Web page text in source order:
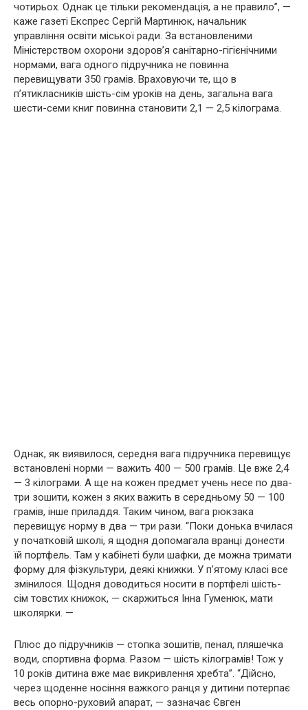
чотирьох. Однак це тільки рекомендація, а не правило”, —
каже газеті Експрес Сергій Мартинюк, начальник
управління освіти міської ради. За встановленими
Міністерством охорони здоров’я санітарно-гігієнічними
нормами, вага одного підручника не повинна
перевищувати 350 грамів. Враховуючи те, що в
п’ятикласників шість-сім уроків на день, загальна вага
шести-семи книг повинна становити 2,1 — 2,5 кілограма.
Однак, як виявилося, середня вага підручника перевищує
встановлені норми — важить 400 — 500 грамів. Це вже 2,4
— 3 кілограми. А ще на кожен предмет учень несе по два-
три зошити, кожен з яких важить в середньому 50 — 100
грамів, інше приладдя. Таким чином, вага рюкзака
перевищує норму в два — три рази. “Поки донька вчилася
у початковій школі, я щодня допомагала вранці донести
їй портфель. Там у кабінеті були шафки, де можна тримати
форму для фізкультури, деякі книжки. У п’ятому класі все
змінилося. Щодня доводиться носити в портфелі шість-
сім товстих книжок, — скаржиться Інна Гуменюк, мати
школярки. —
Плюс до підручників — стопка зошитів, пенал, пляшечка
води, спортивна форма. Разом — шість кілограмів! Тож у
10 років дитина вже має викривлення хребта”. “Дійсно,
через щоденне носіння важкого ранця у дитини потерпає
весь опорно-руховий апарат, — зазначає Євген